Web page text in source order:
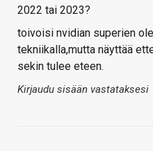
2022 tai 2023?
toivoisi nvidian superien
tekniikalla,mutta näyttää
sekin tulee eteen.
Kirjaudu sisään vastataksesi